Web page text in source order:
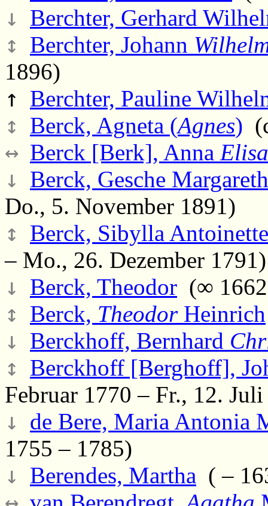
↓ Berchter, Gerhard
↕ Berchter, Johann
1896)
↑ Berchter, Pauline
↕ Berck, Agneta (Agnes)
↔ Berck [Berk], Anna
↓ Berck, Gesche
Do., 5. November 1891)
↕ Berck, Sibylla
– Mo., 26. Dezember 1791)
↓ Berck, Theodor (∞
↕ Berck, TheodorHeinrich
↓ Berckhoff, Bernhard
↕ Berckhoff [Berghoff],
Februar 1770 – Fr., 12.
↓ de Bere, Maria Antonia
1755 – 1785)
↓ Berendes, Martha ( –